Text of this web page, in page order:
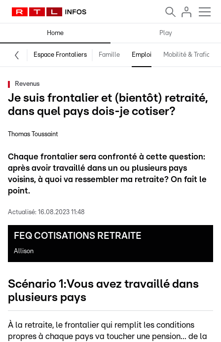
Home Play
Espace Frontaliers Famille Emploi Mobilité & Trafic
Revenus
Je suis frontalier et (bientôt) retraité,
dans quel pays dois-je cotiser?
Thomas Toussaint
Chaque frontalier sera confronté à cette question:
après avoir travaillé dans un ou plusieurs pays
voisins, à quoi va ressembler ma retraite? On fait le
point.
Actualisé: 16.08.2023 11:48
FEQ COTISATIONS RETRAITE
Allison
Scénario 1:Vous avez travaillé dans
plusieurs pays
À la retraite, le frontalier qui remplit les conditions
propres à chaque pays va toucher une pension... de la